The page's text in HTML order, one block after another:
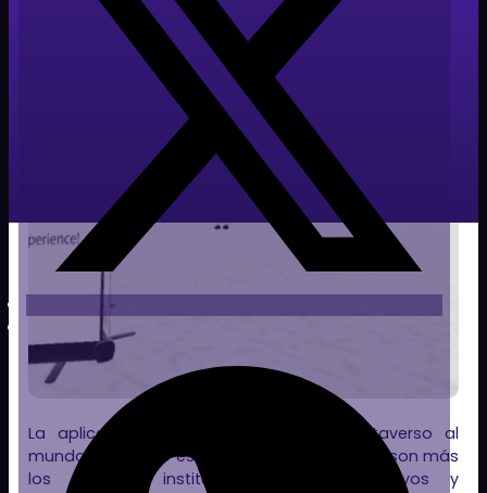
La aplicación de la tecnología del metaverso al
mundo educativo es una realidad. Cada vez son más
los colegios, institutos, centros formativos y